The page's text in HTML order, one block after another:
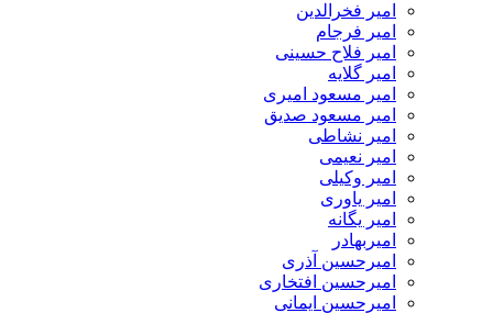
امیر فخرالدین
امیر فرجام
امیر فلاح حسینی
امیر گلایه
امیر مسعود امیری
امیر مسعود صدیق
امیر نشاطی
امیر نعیمی
امیر وکیلی
امیر یاوری
امیر یگانه
امیربهادر
امیرحسین آذری
امیرحسین افتخاری
امیرحسین ایمانی